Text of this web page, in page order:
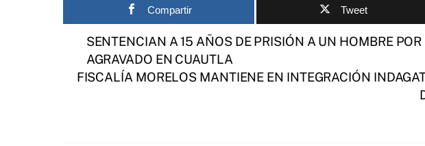
Compartir Tweet
SENTENCIAN A 15 AÑOS DE PRISIÓN A UN HOMBRE
AGRAVADO EN CUAUTLA
FISCALÍA MORELOS MANTIENE EN INTEGRACIÓN